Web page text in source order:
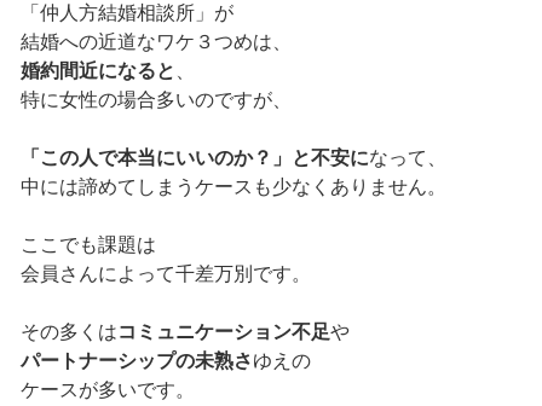
「仲人方結婚相談所」が
結婚への近道なワケ３つめは、
婚約間近になると
特に女性の場合多いのですが、
「この人で本当にいいのか？」と不安になって、
中には諦めてしまうケースも少なくありません。
ここでも課題は
会員さんによって千差万別です。
その多くはコミュニケーション不足や
パートナーシップの未熟さゆえの
ケースが多いです。